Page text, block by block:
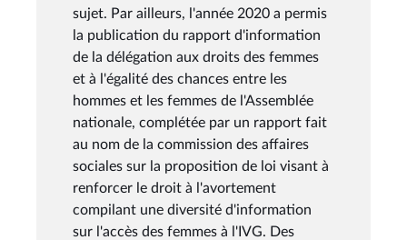
sujet. Par ailleurs, l'année 2020 a permis
la publication du rapport d'information
de la délégation aux droits des femmes
et à l'égalité des chances entre les
hommes et les femmes de l'Assemblée
nationale, complétée par un rapport fait
au nom de la commission des affaires
sociales sur la proposition de loi visant à
renforcer le droit à l'avortement
compilant une diversité d'information
sur l'accès des femmes à l'IVG. Des